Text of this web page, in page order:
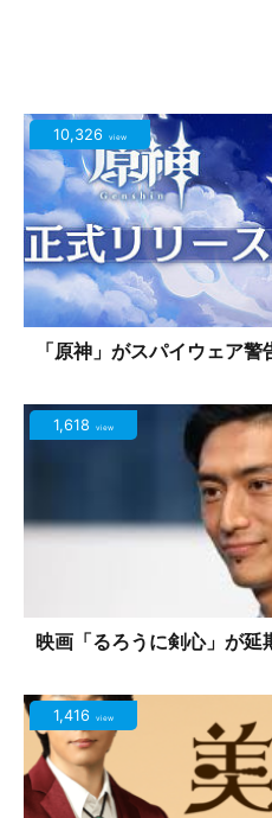
10,326 view
「原神」がスパイウェア
1,618 view
映画「るろうに剣心」が
1,416 view